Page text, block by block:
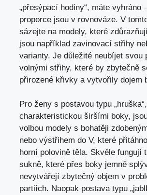
„přesýpací hodiny“, máte vyhráno
proporce jsou v rovnováze. V
sázejte na modely, které
jsou například zavinovací střihy
varianty. Je důležité neubíjet svou
volnými střihy, které by zbytečně
přirozené křivky a vytvořily dojem
Pro ženy s postavou typu „hruška“,
charakteristickou širšími boky,
volbou modely s bohatěji
nebo výstřihem do V, které
horní polovině těla. Skvěle fungují
sukně, které přes boky jemně
nevytvářejí zbytečný objem v
partiích. Naopak postava typu